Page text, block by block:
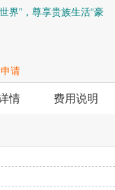
界”，尊享贵族生活“豪
请
情 费用说明